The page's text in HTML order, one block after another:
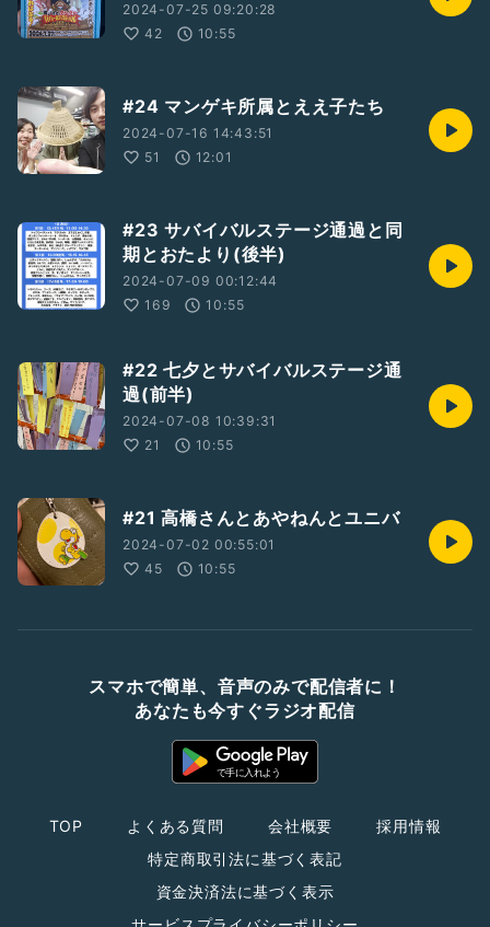
2024-07-25 09:20:28
42
10:55
#24 マンゲキ所属とええ子たち
2024-07-16 14:43:51
51
12:01
#23 サバイバルステージ通過と同
期とおたより(後半)
2024-07-09 00:12:44
169
10:55
#22 七夕とサバイバルステージ通
過(前半)
2024-07-08 10:39:31
21
10:55
#21 高橋さんとあやねんとユニバ
2024-07-02 00:55:01
45
10:55
スマホで簡単、音声のみで配信者に！
あなたも今すぐラジオ配信
TOP よくある質問 会社概要
採用情報
特定商取引法に基づく表記
資金決済法に基づく表示